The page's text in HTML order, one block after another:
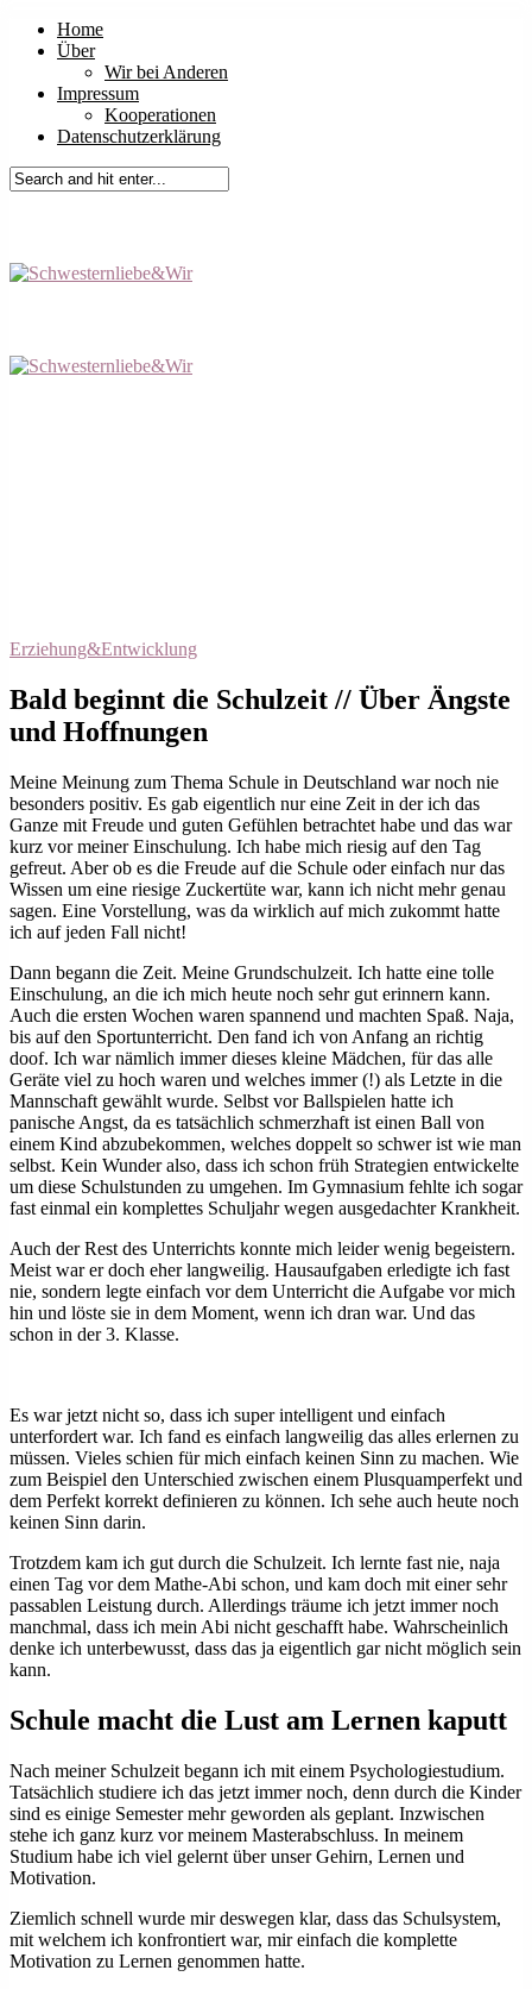
Home
Über
Wir bei Anderen
Impressum
Kooperationen
Datenschutzerklärung
Erziehung&Entwicklung
Bald beginnt die Schulzeit // Über Ängste
und Hoffnungen
Meine Meinung zum Thema Schule in Deutschland war noch nie
besonders positiv. Es gab eigentlich nur eine Zeit in der ich das
Ganze mit Freude und guten Gefühlen betrachtet habe und das war
kurz vor meiner Einschulung. Ich habe mich riesig auf den Tag
gefreut. Aber ob es die Freude auf die Schule oder einfach nur das
Wissen um eine riesige Zuckertüte war, kann ich nicht mehr genau
sagen. Eine Vorstellung, was da wirklich auf mich zukommt hatte
ich auf jeden Fall nicht!
Dann begann die Zeit. Meine Grundschulzeit. Ich hatte eine tolle
Einschulung, an die ich mich heute noch sehr gut erinnern kann.
Auch die ersten Wochen waren spannend und machten Spaß. Naja,
bis auf den Sportunterricht. Den fand ich von Anfang an richtig
doof. Ich war nämlich immer dieses kleine Mädchen, für das alle
Geräte viel zu hoch waren und welches immer (!) als Letzte in die
Mannschaft gewählt wurde. Selbst vor Ballspielen hatte ich
panische Angst, da es tatsächlich schmerzhaft ist einen Ball von
einem Kind abzubekommen, welches doppelt so schwer ist wie man
selbst. Kein Wunder also, dass ich schon früh Strategien entwickelte
um diese Schulstunden zu umgehen. Im Gymnasium fehlte ich sogar
fast einmal ein komplettes Schuljahr wegen ausgedachter Krankheit.
Auch der Rest des Unterrichts konnte mich leider wenig begeistern.
Meist war er doch eher langweilig. Hausaufgaben erledigte ich fast
nie, sondern legte einfach vor dem Unterricht die Aufgabe vor mich
hin und löste sie in dem Moment, wenn ich dran war. Und das
schon in der 3. Klasse.
Es war jetzt nicht so, dass ich super intelligent und einfach
unterfordert war. Ich fand es einfach langweilig das alles erlernen zu
müssen. Vieles schien für mich einfach keinen Sinn zu machen. Wie
zum Beispiel den Unterschied zwischen einem Plusquamperfekt und
dem Perfekt korrekt definieren zu können. Ich sehe auch heute noch
keinen Sinn darin.
Trotzdem kam ich gut durch die Schulzeit. Ich lernte fast nie, naja
einen Tag vor dem Mathe-Abi schon, und kam doch mit einer sehr
passablen Leistung durch. Allerdings träume ich jetzt immer noch
manchmal, dass ich mein Abi nicht geschafft habe. Wahrscheinlich
denke ich unterbewusst, dass das ja eigentlich gar nicht möglich sein
kann.
Schule macht die Lust am Lernen kaputt
Nach meiner Schulzeit begann ich mit einem Psychologiestudium.
Tatsächlich studiere ich das jetzt immer noch, denn durch die Kinder
sind es einige Semester mehr geworden als geplant. Inzwischen
stehe ich ganz kurz vor meinem Masterabschluss. In meinem
Studium habe ich viel gelernt über unser Gehirn, Lernen und
Motivation.
Ziemlich schnell wurde mir deswegen klar, dass das Schulsystem,
mit welchem ich konfrontiert war, mir einfach die komplette
Motivation zu Lernen genommen hatte.